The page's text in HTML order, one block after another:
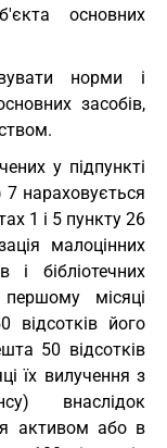
основних
норми і
засобів,
у підпункті
нараховується
1 і 5 пункту 26
малоцінних
і бібліотечних
місяці
відсотків його
50 відсотків
їх вилучення з
внаслідок
активом або в